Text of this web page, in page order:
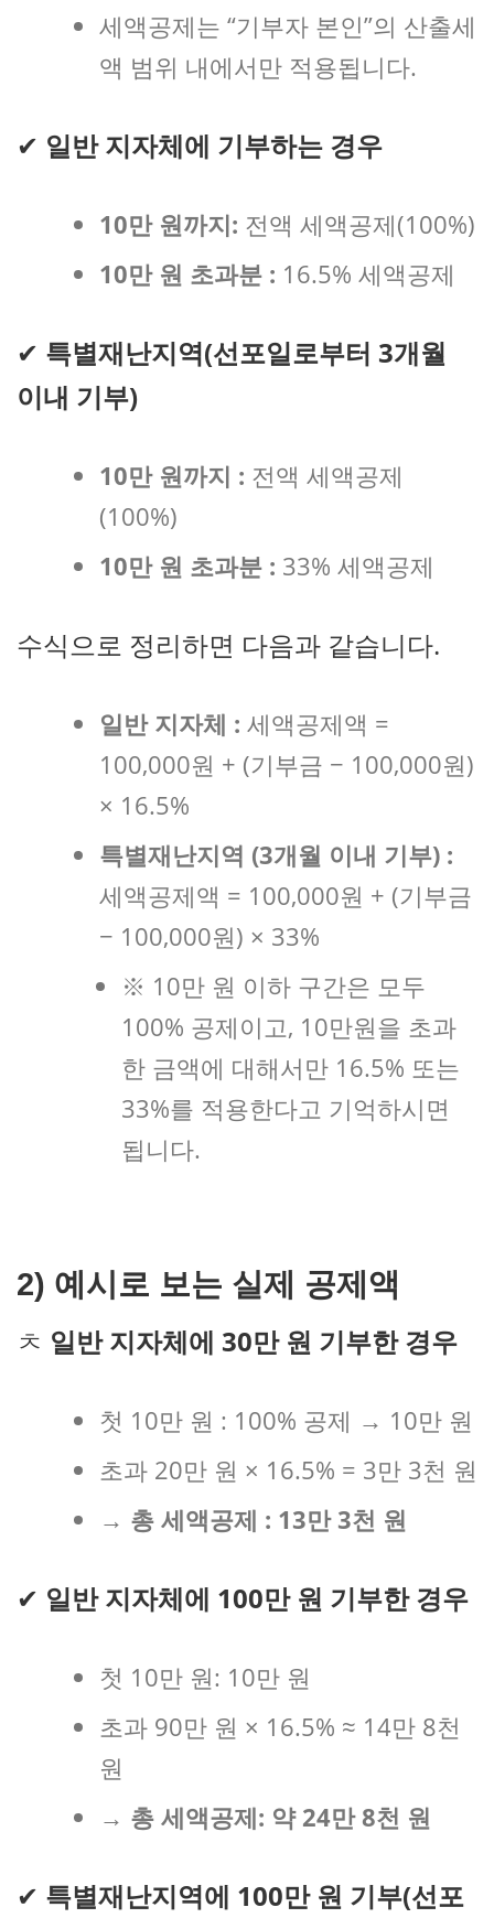
세액공제는 “기부자 본인”의 산출세
액 범위 내에서만 적용됩니다.
✔ 일반 지자체에 기부하는 경우
10만 원까지: 전액 세액공제(100%)
10만 원 초과분 : 16.5% 세액공제
✔ 특별재난지역(선포일로부터 3개월
이내 기부)
10만 원까지 : 전액 세액공제
(100%)
10만 원 초과분 : 33% 세액공제
수식으로 정리하면 다음과 같습니다.
일반 지자체 : 세액공제액 =
100,000원 + (기부금 − 100,000원)
× 16.5%
특별재난지역 (3개월 이내 기부) :
세액공제액 = 100,000원 + (기부금
− 100,000원) × 33%
※ 10만 원 이하 구간은 모두
100% 공제이고, 10만원을 초과
한 금액에 대해서만 16.5% 또는
33%를 적용한다고 기억하시면
됩니다.
2) 예시로 보는 실제 공제액
ㅊ 일반 지자체에 30만 원 기부한 경우
첫 10만 원 : 100% 공제 → 10만 원
초과 20만 원 × 16.5% = 3만 3천 원
→ 총 세액공제 : 13만 3천 원
✔ 일반 지자체에 100만 원 기부한 경우
첫 10만 원: 10만 원
초과 90만 원 × 16.5% ≈ 14만 8천
원
→ 총 세액공제: 약 24만 8천 원
✔ 특별재난지역에 100만 원 기부(선포